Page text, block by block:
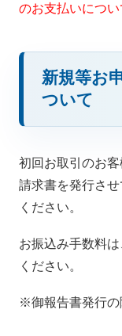
のお支払いについ
新規等お
ついて
初回お取引のお
請求書を発行さ
ください。
お振込み手数料
ください。
※御報告書発行の